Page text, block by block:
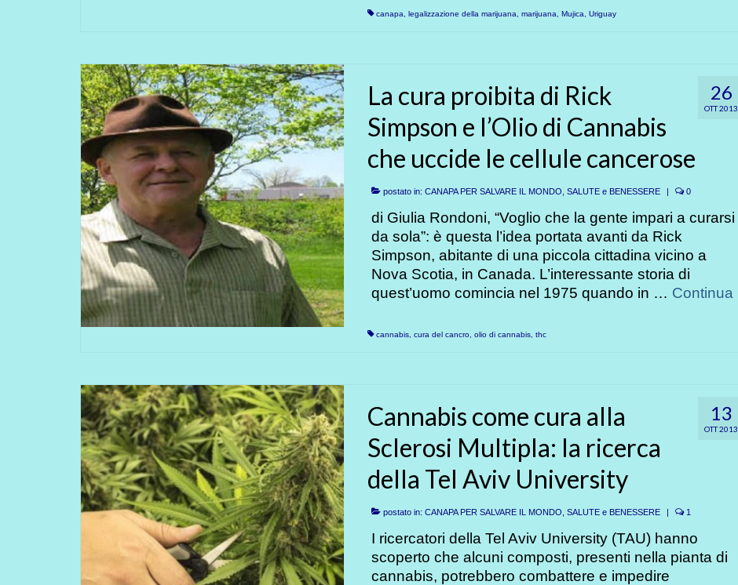
canapa legalizzazione della marijuana marijuana Mujica Uriguay
26
OTT 2013
La cura proibita di Rick
Simpson e l’Olio di Cannabis
che uccide le cellule cancerose
postato in: CANAPA PER SALVARE IL MONDO SALUTE e BENESSERE | 0
di Giulia Rondoni, “Voglio che la gente impari a curarsi
da sola”: è questa l’idea portata avanti da Rick
Simpson, abitante di una piccola cittadina vicino a
Nova Scotia, in Canada. L’interessante storia di
quest’uomo comincia nel 1975 quando in … Continua
cannabis, cura del cancro, olio di cannabis, thc
13
OTT 2013
Cannabis come cura alla
Sclerosi Multipla: la ricerca
della Tel Aviv University
postato in: CANAPA PER SALVARE IL MONDO SALUTE e BENESSERE | 1
I ricercatori della Tel Aviv University (TAU) hanno
scoperto che alcuni composti, presenti nella pianta di
cannabis, potrebbero combattere e impedire